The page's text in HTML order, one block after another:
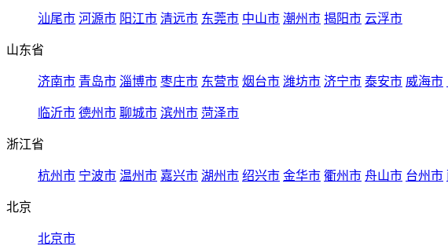
汕尾市 河源市 阳江市 清远市 东莞市 中山市 潮州市 揭阳市 云浮市
山东省
济南市 青岛市 淄博市 枣庄市 东营市 烟台市 潍坊市 济宁市 泰安市 威海市
临沂市 德州市 聊城市 滨州市 菏泽市
浙江省
杭州市 宁波市 温州市 嘉兴市 湖州市 绍兴市 金华市 衢州市 舟山市 台州市
北京
北京市